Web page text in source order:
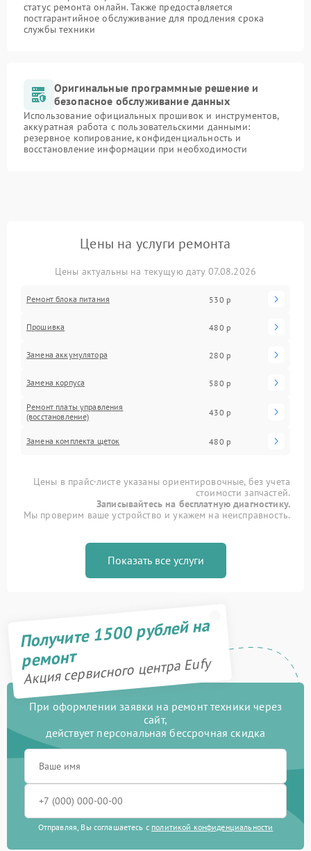
статус ремонта онлайн. Также предоставляется
постгарантийное обслуживание для продления срока
службы техники
Оригинальные программные решение и
безопасное обслуживание данных
Использование официальных прошивок и инструментов,
аккуратная работа с пользовательскими данными:
резервное копирование, конфиденциальность и
восстановление информации при необходимости
Цены на услуги ремонта
Цены актуальны на текущую дату 07.08.2026
Ремонт блока питания 530 р
Прошивка 480 р
Замена аккумулятора 280 р
Замена корпуса 580 р
Ремонт платы управления
(восстановление)
430 р
Замена комплекта щеток 480 р
Цены в прайс-листе указаны ориентировочные, без учета
стоимости запчастей.
Записывайтесь на бесплатную диагностику.
Мы проверим ваше устройство и укажем на неисправность.
Показать все услуги
Получите 1500 рублей на
ремонт
Акция сервисного центра Eufy
При оформлении заявки на ремонт техники через
сайт,
действует персональная бессрочная скидка
Отправляя, Вы соглашаетесь с политикой конфиденциальности